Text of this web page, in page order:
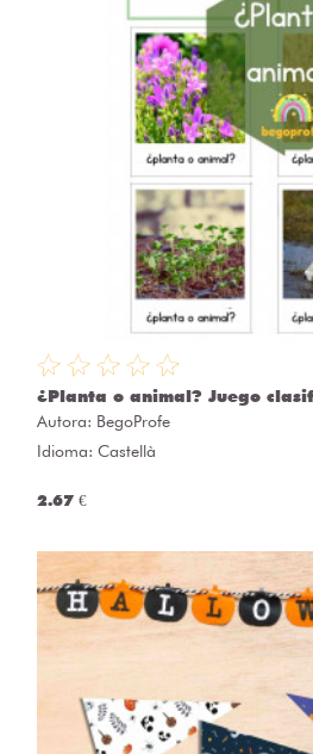
¿Planta o animal? Juego
Autora: BegoProfe
Idioma: Castellà
2.67 €